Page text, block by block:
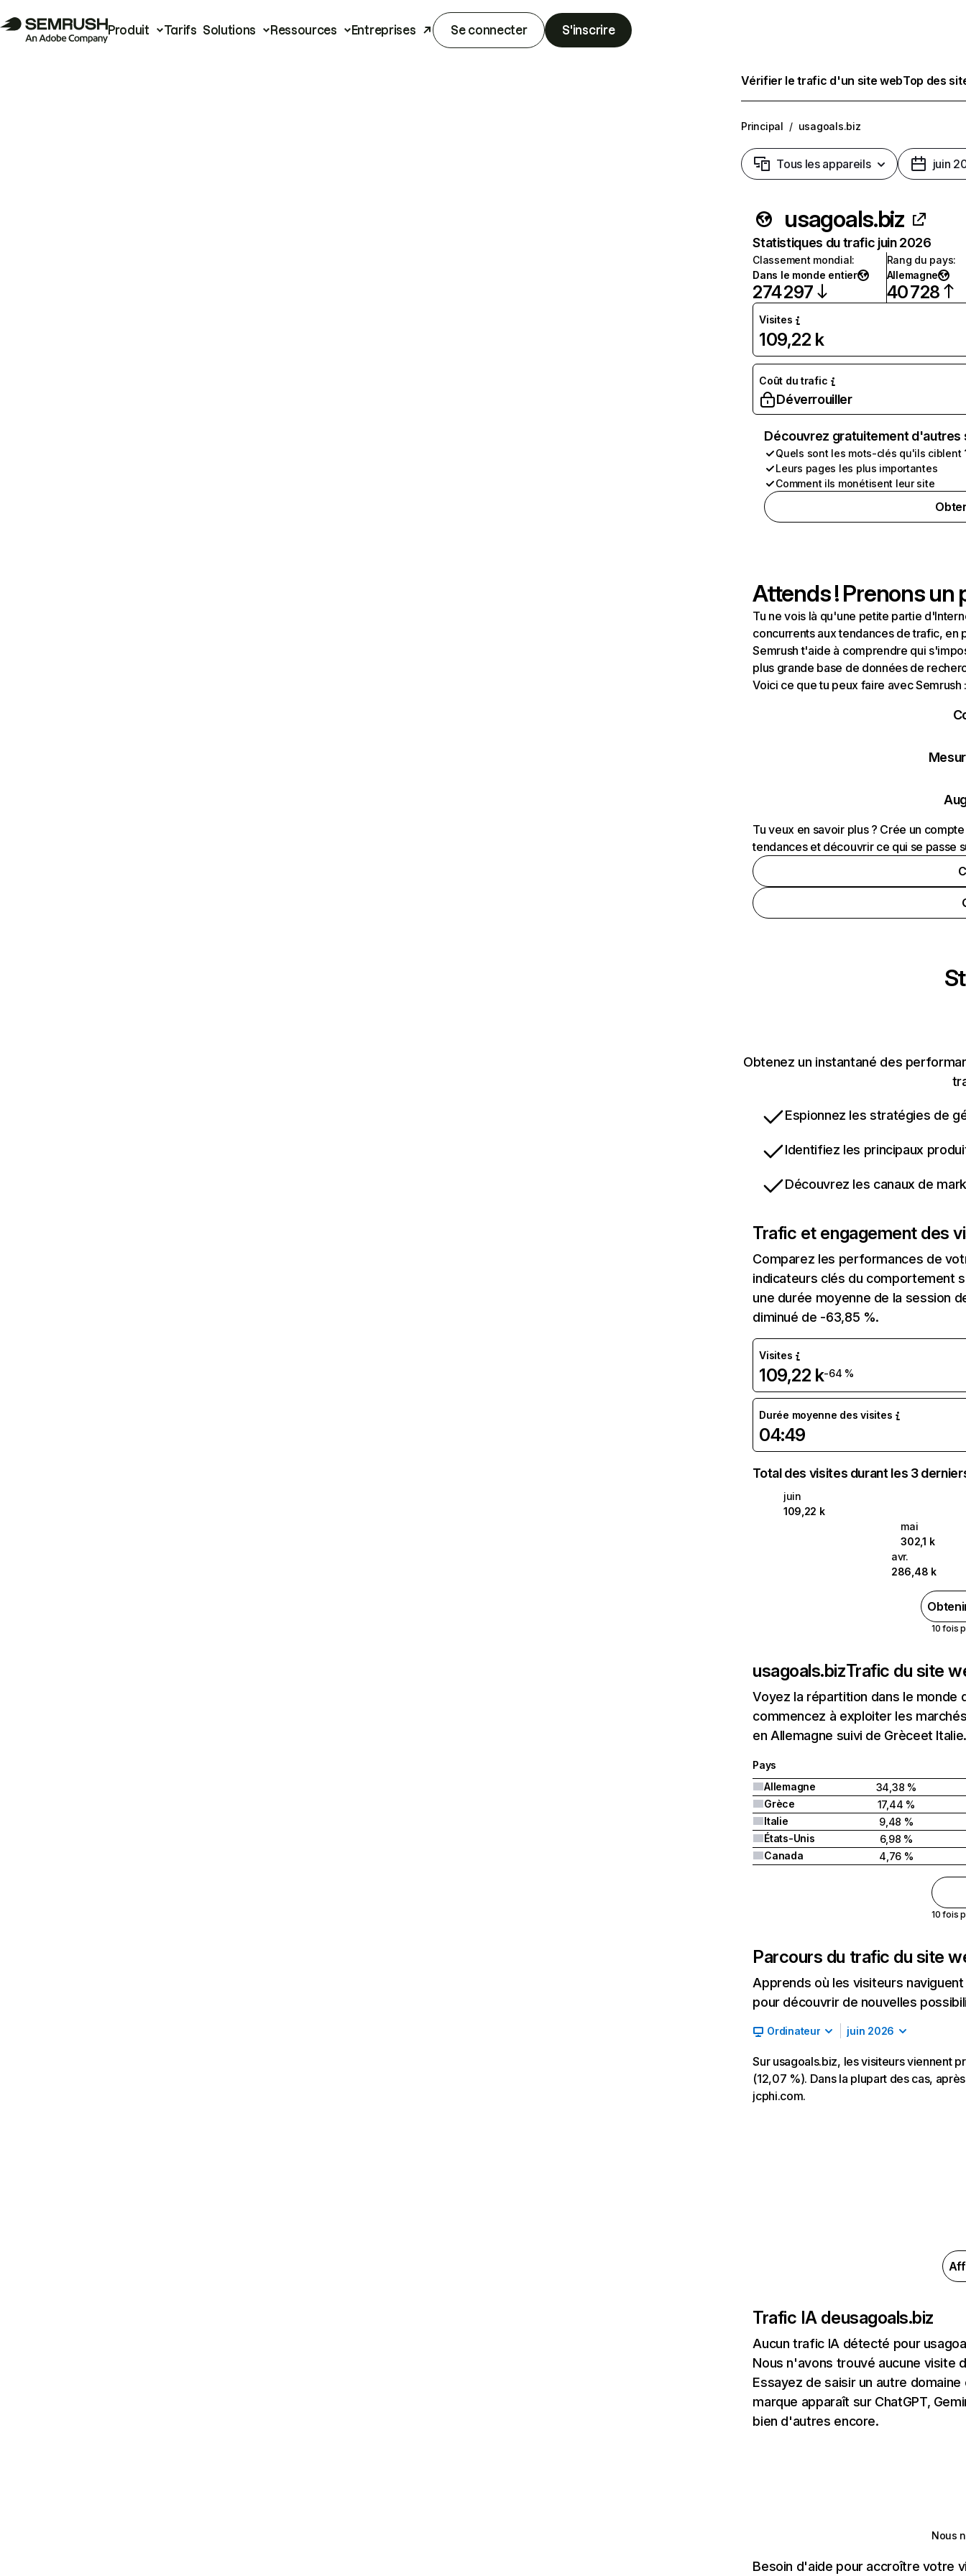
Produit Tarifs Solutions Ressources Entreprises Se connecter S'inscrire
Vérifier le trafic d'un site webTop des
Principal / usagoals.biz
Tous les appareils juin
usagoals.biz
Statistiques du trafic juin 2026
Classement mondial:
Dans le monde entier
274 297
Rang du pays:
Allemagne
40 728
Visites
109,22 k
Coût du trafic
Déverrouiller
Découvrez gratuitement
Quels sont les mots-clés qu'ils ciblent
Leurs pages les plus importantes
Comment ils monétisent leur site
Attends ! Prenons un
Tu ne vois là qu'une petite partie
concurrents aux tendances de trafic, en
Semrush t'aide à comprendre qui
plus grande base de données de
Voici ce que tu peux faire avec Semrush
Tu veux en savoir plus ? Crée un
tendances et découvrir ce qui se passe
Obtenez un instantané des
Espionnez les stratégies de
Identifiez les principaux
Découvrez les canaux de
Trafic et engagement des
Comparez les performances de
indicateurs clés du comportement
une durée moyenne de la session
diminué de -63,85 %.
Visites
109,22 k-64 %
Durée moyenne des visites
04:49
Total des visites durant les 3
juin
109,22 k
mai
302,1 k
avr.
286,48 k
10 fois
usagoals.bizTrafic du site
Voyez la répartition dans le
commencez à exploiter les
en Allemagne suivi de Grèceet Italie.
Pays
Allemagne
34,38 %
Grèce
17,44 %
Italie
9,48 %
États-Unis
6,98 %
Canada
4,76 %
10 fois
Parcours du trafic du site
Apprends où les visiteurs
pour découvrir de nouvelles
Ordinateur juin 2026
Sur usagoals.biz, les visiteurs viennent
(12,07 %). Dans la plupart des cas,
jcphi.com.
Trafic IA deusagoals.biz
Aucun trafic IA détecté pour
Nous n'avons trouvé aucune visite
Essayez de saisir un autre
marque apparaît sur ChatGPT,
bien d'autres encore.
Nous
Besoin d'aide pour accroître votre